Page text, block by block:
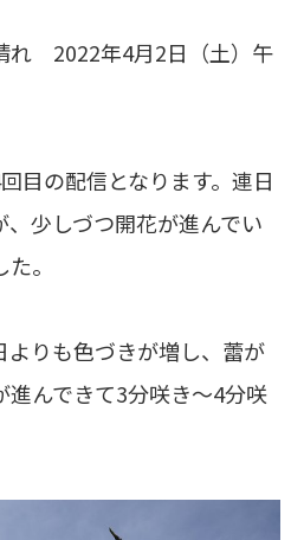
れ 2022年4月2日（土）午
目の配信となります。連日
少しづつ開花が進んでい
。
よりも色づきが増し、蕾が
進んできて3分咲き〜4分咲